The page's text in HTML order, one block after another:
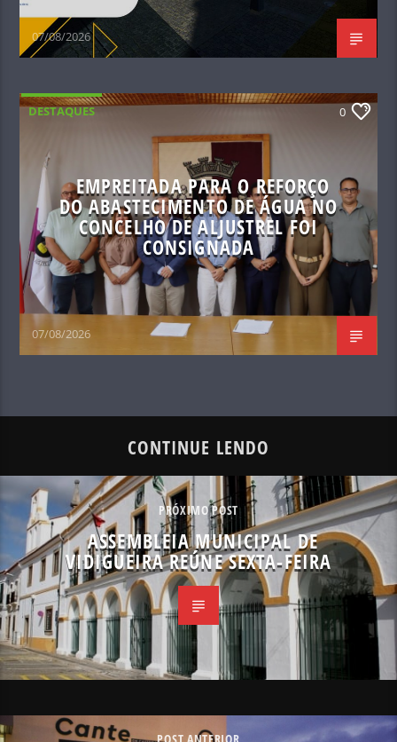
07/08/2026
DESTAQUES 0
EMPREITADA PARA O REFORÇO
DO ABASTECIMENTO DE ÁGUA NO
CONCELHO DE ALJUSTREL FOI
CONSIGNADA
07/08/2026
CONTINUE LENDO
PRÓXIMO POST
ASSEMBLEIA MUNICIPAL DE
VIDIGUEIRA REÚNE SEXTA-FEIRA